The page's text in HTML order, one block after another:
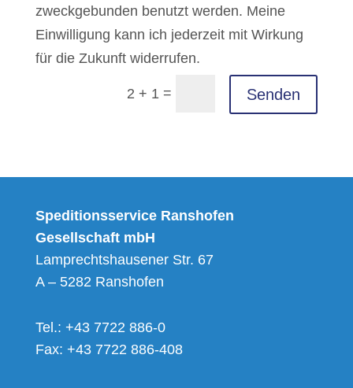
zweckgebunden benutzt werden. Meine
Einwilligung kann ich jederzeit mit Wirkung
für die Zukunft widerrufen.
2 + 1 = Senden
Speditionsservice Ranshofen
Gesellschaft mbH
Lamprechtshausener Str. 67
A – 5282 Ranshofen
Tel.: +43 7722 886-0
Fax: +43 7722 886-408